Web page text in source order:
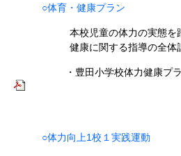
○体育・健康プラン
本校児童の体力の実態を
健康に関する指導の全体
・豊田小学校体力健康プ
○体力向上1校１実践運動